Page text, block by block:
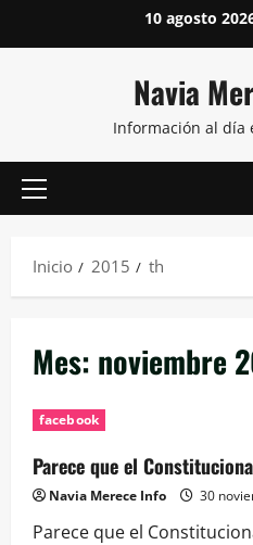
al
10 agosto
Navia
Información al día
Menú
Inicio 2015 th
Mes: noviembre
facebook
Parece que el
Navia Merece Info 30
Parece que el